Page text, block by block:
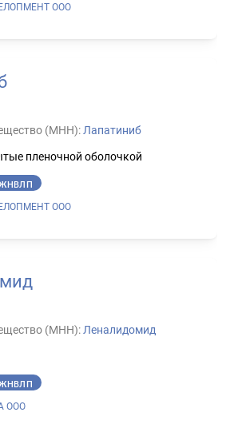
ООО
(МНН): Лапатиниб
пленочной оболочкой
ООО
(МНН): Леналидомид
ООО